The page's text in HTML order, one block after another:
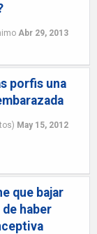
Abr 29, 2013
porfis una
May 15, 2012
que bajar
haber